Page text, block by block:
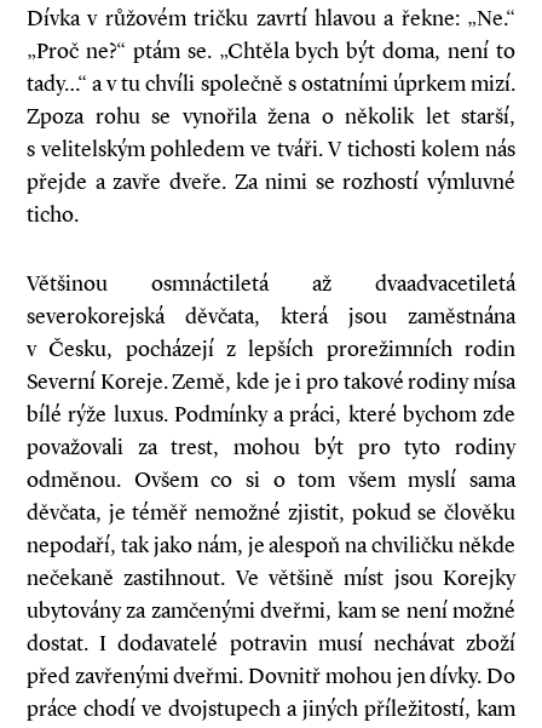
Dívka v růžovém tričku zavrtí hlavou a řekne: „Ne.“
„Proč ne?“ ptám se. „Chtěla bych být doma, není to
tady…“ a v tu chvíli společně s ostatními úprkem mizí.
Zpoza rohu se vynořila žena o několik let starší,
s velitelským pohledem ve tváři. V tichosti kolem nás
přejde a zavře dveře. Za nimi se rozhostí výmluvné
ticho.
Většinou osmnáctiletá až dvaadvacetiletá
severokorejská děvčata, která jsou zaměstnána
v Česku, pocházejí z lepších pro­režimních rodin
Severní Koreje. Země, kde je i pro takové rodiny mísa
bílé rýže luxus. Podmínky a práci, které bychom zde
považovali za trest, mohou být pro tyto rodiny
odměnou. Ovšem co si o tom všem myslí sama
děvčata, je téměř nemožné zjistit, pokud se člověku
nepodaří, tak jako nám, je alespoň na chviličku někde
nečekaně zastihnout. Ve většině míst jsou Korejky
ubytovány za zamčenými dveřmi, kam se není možné
dostat. I dodavatelé potravin musí nechávat zboží
před zavřenými dveřmi. Dovnitř mohou jen dívky. Do
práce chodí ve dvojstupech a jiných příležitostí, kam